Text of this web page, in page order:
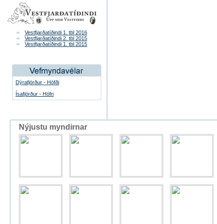
Vestfjarðatíðindi 1. tbl 2016
Vestfjarðatíðindi 2. tbl 2015
Vestfjarðatíðindi 1. tbl 2015
Dýrafjörður - Höfði
Ísafjörður - Höfn
Nýjustu myndirnar